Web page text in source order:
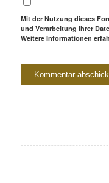
Mit der Nutzung dieses
und Verarbeitung Ihrer
Weitere Informationen